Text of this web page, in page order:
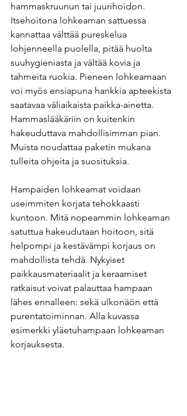
hammaskruunun tai juurihoidon.
Itsehoitona lohkeaman sattuessa
kannattaa välttää pureskelua
lohjenneella puolella, pitää huolta
suuhygieniasta ja vältää kovia ja
tahmeita ruokia. Pieneen lohkeamaan
voi myös ensiapuna hankkia apteekista
saatavaa väliaikaista paikka-ainetta.
Hammaslääkäriin on kuitenkin
hakeuduttava mahdollisimman pian.
Muista noudattaa paketin mukana
tulleita ohjeita ja suosituksia.
Hampaiden lohkeamat voidaan
useimmiten korjata tehokkaasti
kuntoon. Mitä nopeammin lohkeaman
satuttua hakeudutaan hoitoon, sitä
helpompi ja kestävämpi korjaus on
mahdollista tehdä. Nykyiset
paikkausmateriaalit ja keraamiset
ratkaisut voivat palauttaa hampaan
lähes ennalleen: sekä ulkonäön että
purentatoiminnan. Alla kuvassa
esimerkki yläetuhampaan lohkeaman
korjauksesta.